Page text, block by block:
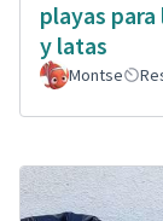
playas
y latas
Montse